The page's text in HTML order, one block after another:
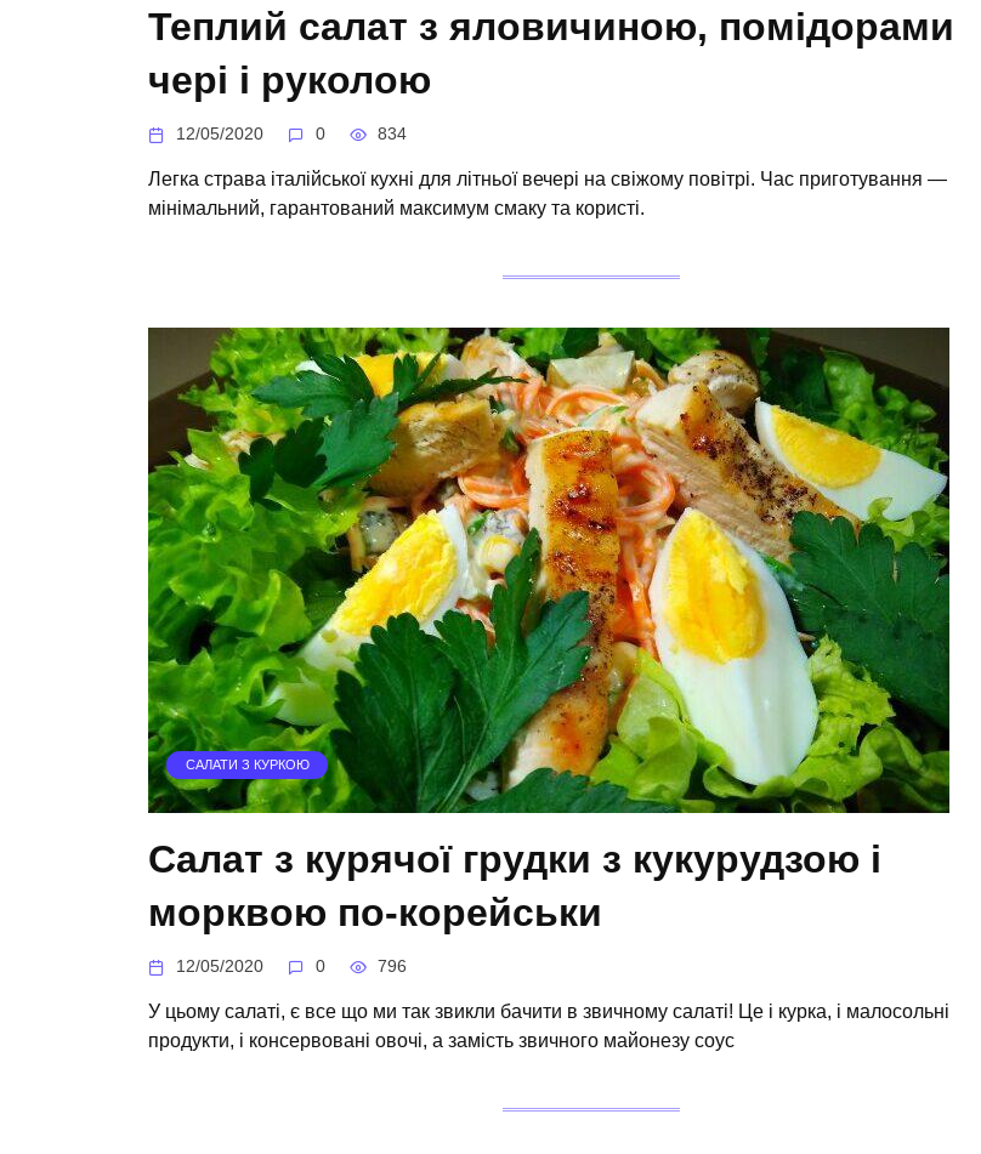
Теплий салат з яловичиною, помідорами
чері і руколою
12/05/2020 0 834
Легка страва італійської кухні для літньої вечері на свіжому повітрі. Час приготування —
мінімальний, гарантований максимум смаку та користі.
САЛАТИ З КУРКОЮ
Салат з курячої грудки з кукурудзою і
морквою по-корейськи
12/05/2020 0 796
У цьому салаті, є все що ми так звикли бачити в звичному салаті! Це і курка, і малосольні
продукти, і консервовані овочі, а замість звичного майонезу соус